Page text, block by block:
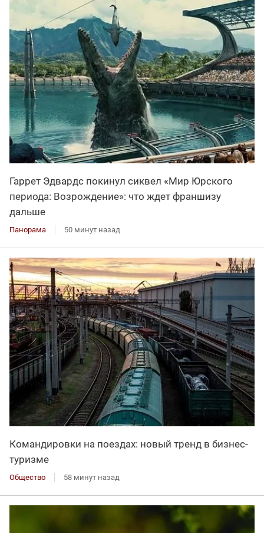
Гаррет Эдвардс покинул сиквел «Мир Юрского
периода: Возрождение»: что ждет франшизу
дальше
Панорама 50 минут назад
Командировки на поездах: новый тренд в бизнес-
туризме
Общество 58 минут назад